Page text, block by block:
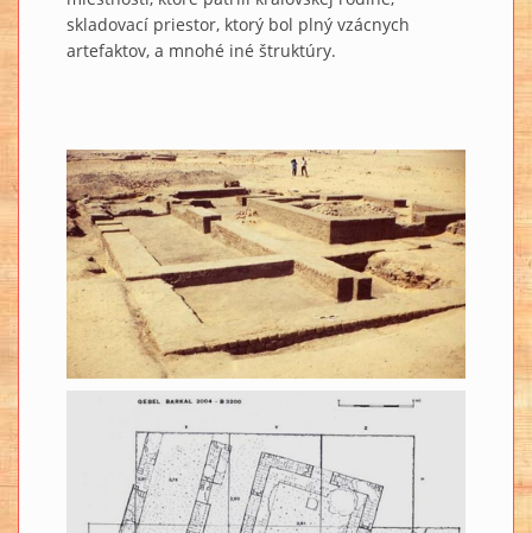
skladovací priestor, ktorý bol plný vzácnych
artefaktov, a mnohé iné štruktúry.